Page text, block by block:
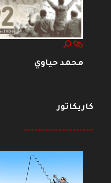
محمد حياوي
كاريكاتور
--------------------